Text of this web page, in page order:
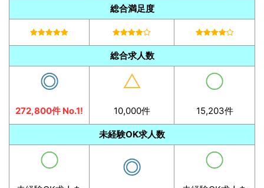
総合満足度
総合求人数
272,800件 No.1! 10,000件 15,203件
未経験OK求人数